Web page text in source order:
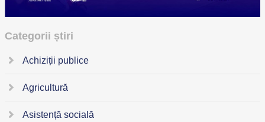
Categorii știri
Achiziții publice
Agricultură
Asistență socială